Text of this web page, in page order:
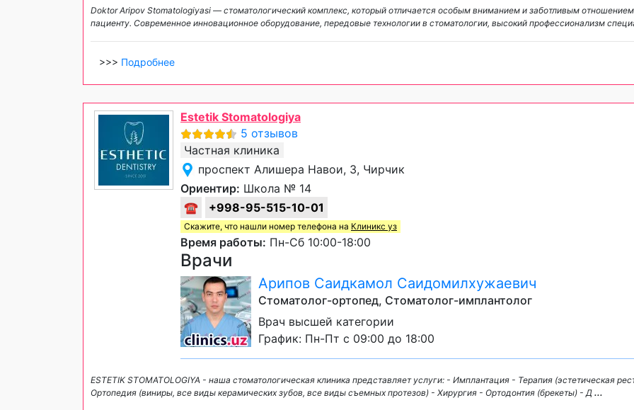
Doktor Aripov Stomatologiyasi — стоматологический комплекс, который отличается особым вниманием и заботливым
пациенту. Современное инновационное оборудование, передовые технологии в стоматологии, высокий профессионализм
>>> Подробнее
Estetik Stomatologiya
5 отзывов
Частная клиника
проспект Алишера Навои, 3, Чирчик
Ориентир: Школа № 14
☎
+998-95-515-10-01
Скажите, что нашли номер телефона на Клиникс уз
Время работы: Пн-Сб 10:00-18:00
Врачи
Арипов Саидкамол Саидомилхужаевич
Стоматолог-ортопед, Стоматолог-имплантолог
Врач высшей категории
График: Пн-Пт с 09:00 до 18:00
ESTETIK STOMATOLOGIYA - наша стоматологическая клиника представляет услуги: - Имплантация - Терапия (эстетическая
Ортопедия (виниры, все виды керамических зубов, все виды съемных протезов) - Хирургия - Ортодонтия (брекеты) - Д ...